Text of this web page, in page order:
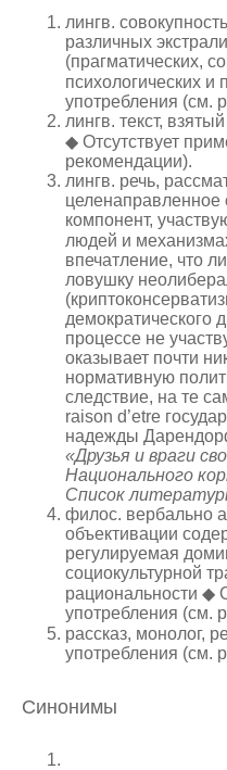
лингв.
различных
(прагматических,
психологических и
употребления (см.
лингв. текст,
◆ Отсутствует
рекомендации).
лингв. речь,
целенаправленное
компонент,
людей и
впечатление, что
ловушку
демократического
процессе не
оказывает почти
нормативную
следствие, на те
raison d’etre
надежды
«Друзья и враги
Национального
Список
филос. вербально
объективации
регулируемая
социокультурной
рациональности ◆
употребления (см.
рассказ, монолог,
употребления (см.
Синонимы